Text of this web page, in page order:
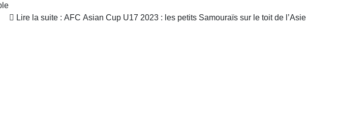
Lire la suite : AFC Asian Cup U17 2023 : les petits Samouraïs sur le toit de l’Asie